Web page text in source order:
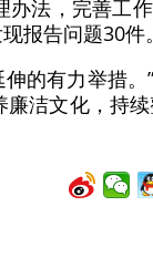
法，完善工
报告问题30件。
的有力举措
洁文化，持